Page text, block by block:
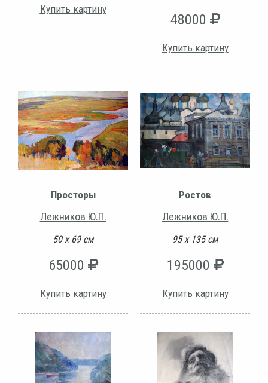
Купить картину
48000
Купить картину
Просторы
Лежников Ю.П.
50 х 69 см
65000
Купить картину
Ростов
Лежников Ю.П.
95 х 135 см
195000
Купить картину